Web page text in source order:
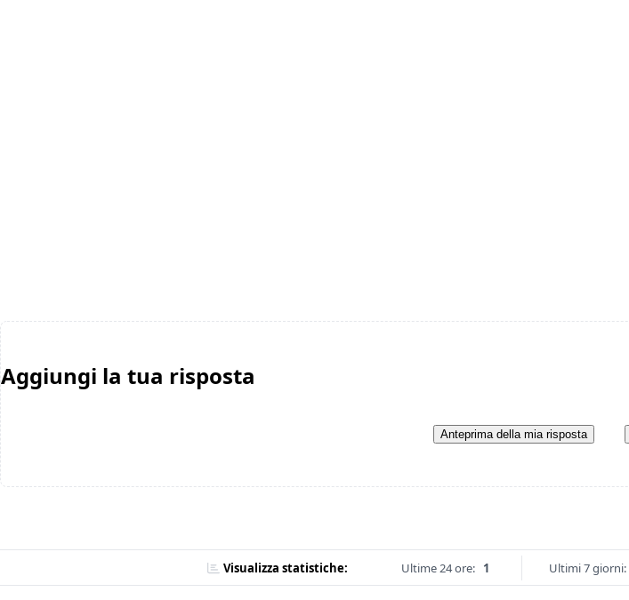
Aggiungi la tua risposta
Anteprima della mia risposta
Visualizza statistiche: Ultime 24 ore: 1 Ultimi 7 giorni: